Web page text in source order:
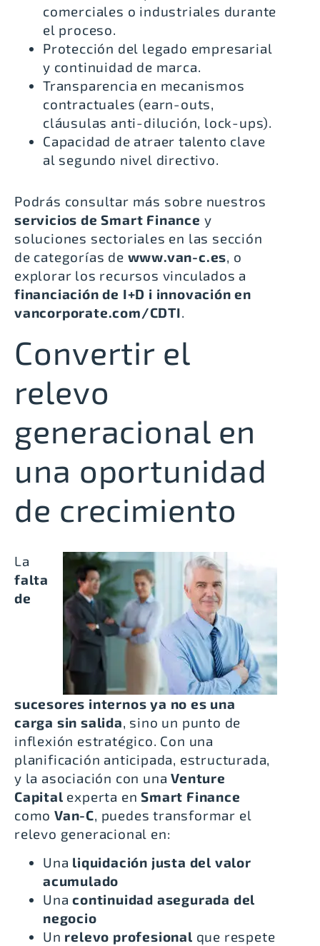
comerciales o industriales durante
el proceso.
Protección del legado empresarial
y continuidad de marca.
Transparencia en mecanismos
contractuales (earn-outs,
cláusulas anti-dilución, lock-ups).
Capacidad de atraer talento clave
al segundo nivel directivo.
Podrás consultar más sobre nuestros
servicios de Smart Finance y
soluciones sectoriales en las sección
de categorías de www.van-c.es, o
explorar los recursos vinculados a
financiación de I+D i innovación en
vancorporate.com/CDTI.
Convertir el
relevo
generacional en
una oportunidad
de crecimiento
La
falta
de
sucesores internos ya no es una
carga sin salida, sino un punto de
inflexión estratégico. Con una
planificación anticipada, estructurada,
y la asociación con unaVenture
Capital experta enSmart Finance
como Van-C, puedes transformar el
relevo generacional en:
Una liquidación justa del valor
acumulado
Unacontinuidad asegurada del
negocio
Un relevo profesional que respete